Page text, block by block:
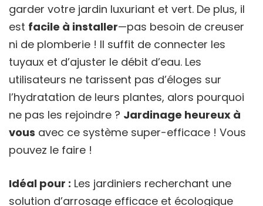
garder votre jardin luxuriant et vert. De plus, il
est facile à installer—pas besoin de creuser
ni de plomberie ! Il suffit de connecter les
tuyaux et d’ajuster le débit d’eau. Les
utilisateurs ne tarissent pas d’éloges sur
l’hydratation de leurs plantes, alors pourquoi
ne pas les rejoindre ? Jardinage heureux à
vous avec ce système super-efficace ! Vous
pouvez le faire !
Idéal pour : Les jardiniers recherchant une
solution d’arrosage efficace et écologique